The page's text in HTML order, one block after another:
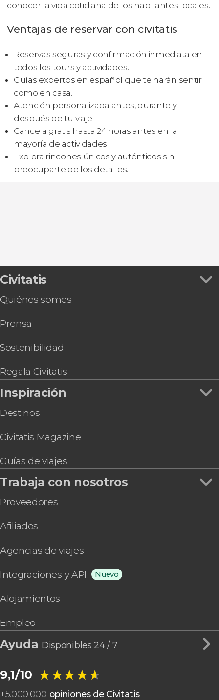
conocer la vida cotidiana de los habitantes locales.
Ventajas de reservar con civitatis
Reservas seguras y confirmación inmediata en
todos los tours y actividades.
Guías expertos en español que te harán sentir
como en casa.
Atención personalizada antes, durante y
después de tu viaje.
Cancela gratis hasta 24 horas antes en la
mayoría de actividades.
Explora rincones únicos y auténticos sin
preocuparte de los detalles.
Civitatis
Quiénes somos
Prensa
Sostenibilidad
Regala Civitatis
Inspiración
Destinos
Civitatis Magazine
Guías de viajes
Trabaja con nosotros
Proveedores
Afiliados
Agencias de viajes
Integraciones y API Nuevo
Alojamientos
Empleo
Ayuda Disponibles 24 / 7
9,1/10 ★★★★★
★★★★★
+5.000.000 opiniones de Civitatis